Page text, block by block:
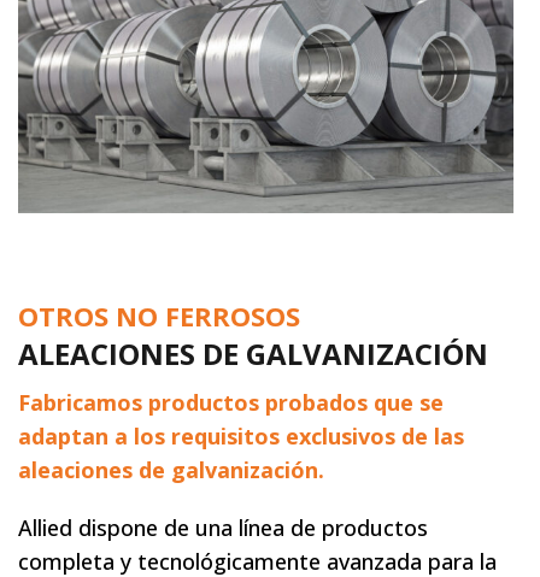
OTROS NO FERROSOS
ALEACIONES DE GALVANIZACIÓN
Fabricamos productos probados que se
adaptan a los requisitos exclusivos de las
aleaciones de galvanización.
Allied dispone de una línea de productos
completa y tecnológicamente avanzada para la